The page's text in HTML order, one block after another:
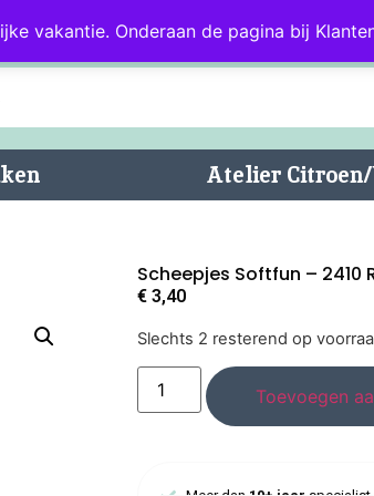
vakantie. Onderaan de pagina bij
Blog Klantenservice
Atelier
Scheepjes Softfun – 2410
€ 3,40
Slechts 2 resterend op
Toevoegen